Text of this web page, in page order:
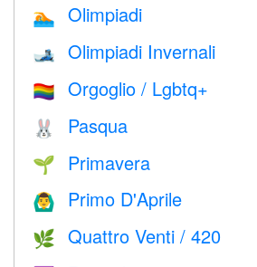
🏊 Olimpiadi
🎿 Olimpiadi Invernali
🏳️‍🌈 Orgoglio / Lgbtq+
🐰 Pasqua
🌱 Primavera
🙆‍♂️ Primo D'Aprile
🌿 Quattro Venti / 420